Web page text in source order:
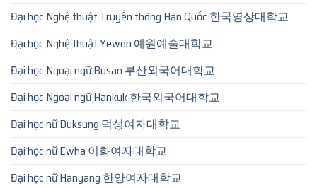
Đại học Nghệ thuật Truyền thông Hàn Quốc 한국영상대학교
Đại học Nghệ thuật Yewon 예원예술대학교
Đại học Ngoại ngữ Busan 부산외국어대학교
Đại học Ngoại ngữ Hankuk 한국외국어대학교
Đại học nữ Duksung 덕성여자대학교
Đại học nữ Ewha 이화여자대학교
Đại học nữ Hanyang 한양여자대학교